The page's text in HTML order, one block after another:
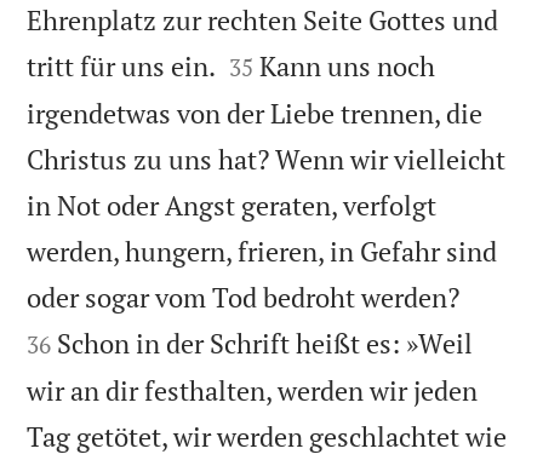
Ehrenplatz zur rechten Seite Gottes und
tritt für uns ein. 

35 Kann uns noch
irgendetwas von der Liebe trennen, die
Christus zu uns hat? Wenn wir vielleicht
in Not oder Angst geraten, verfolgt
werden, hungern, frieren, in Gefahr sind
oder sogar vom Tod bedroht werden?
36 Schon in der Schrift heißt es: »Weil
wir an dir festhalten, werden wir jeden
Tag getötet, wir werden geschlachtet wie